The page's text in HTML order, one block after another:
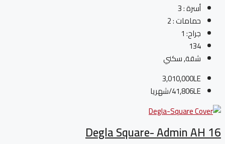
أسرة :3
حمامات :2
جراح:1
134
شقة, سكني
3,010,000LE
41,806LE/شهريا
Degla Square- Admin AH 16